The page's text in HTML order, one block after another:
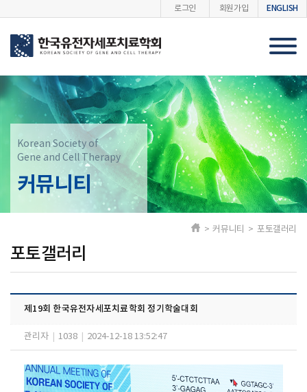
로그인 회원가입 ENGLISH
Korean Society of
Gene and Cell Therapy
커뮤니티
포토갤러리
> 커뮤니티 > 포토갤러리
제19회 한국유전자세포치료학회 정기학술대회
관리자 1038 2024-12-18 13:52:47